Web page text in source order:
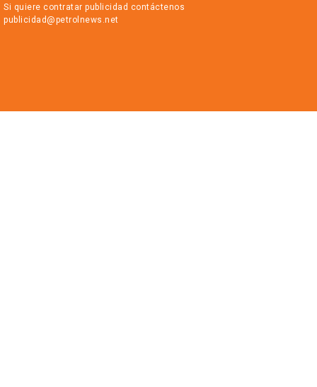
Si quiere contratar publicidad contáctenos
publicidad@petrolnews.net